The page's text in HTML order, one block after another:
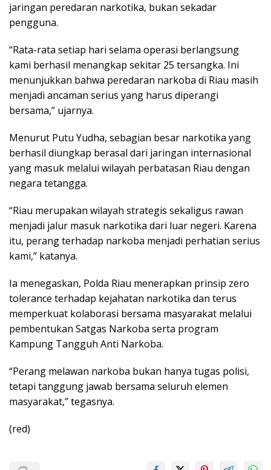
jaringan peredaran narkotika, bukan sekadar
pengguna.
“Rata-rata setiap hari selama operasi berlangsung
kami berhasil menangkap sekitar 25 tersangka. Ini
menunjukkan bahwa peredaran narkoba di Riau masih
menjadi ancaman serius yang harus diperangi
bersama,” ujarnya.
Menurut Putu Yudha, sebagian besar narkotika yang
berhasil diungkap berasal dari jaringan internasional
yang masuk melalui wilayah perbatasan Riau dengan
negara tetangga.
“Riau merupakan wilayah strategis sekaligus rawan
menjadi jalur masuk narkotika dari luar negeri. Karena
itu, perang terhadap narkoba menjadi perhatian serius
kami,” katanya.
Ia menegaskan, Polda Riau menerapkan prinsip zero
tolerance terhadap kejahatan narkotika dan terus
memperkuat kolaborasi bersama masyarakat melalui
pembentukan Satgas Narkoba serta program
Kampung Tangguh Anti Narkoba.
“Perang melawan narkoba bukan hanya tugas polisi,
tetapi tanggung jawab bersama seluruh elemen
masyarakat,” tegasnya.
(red)